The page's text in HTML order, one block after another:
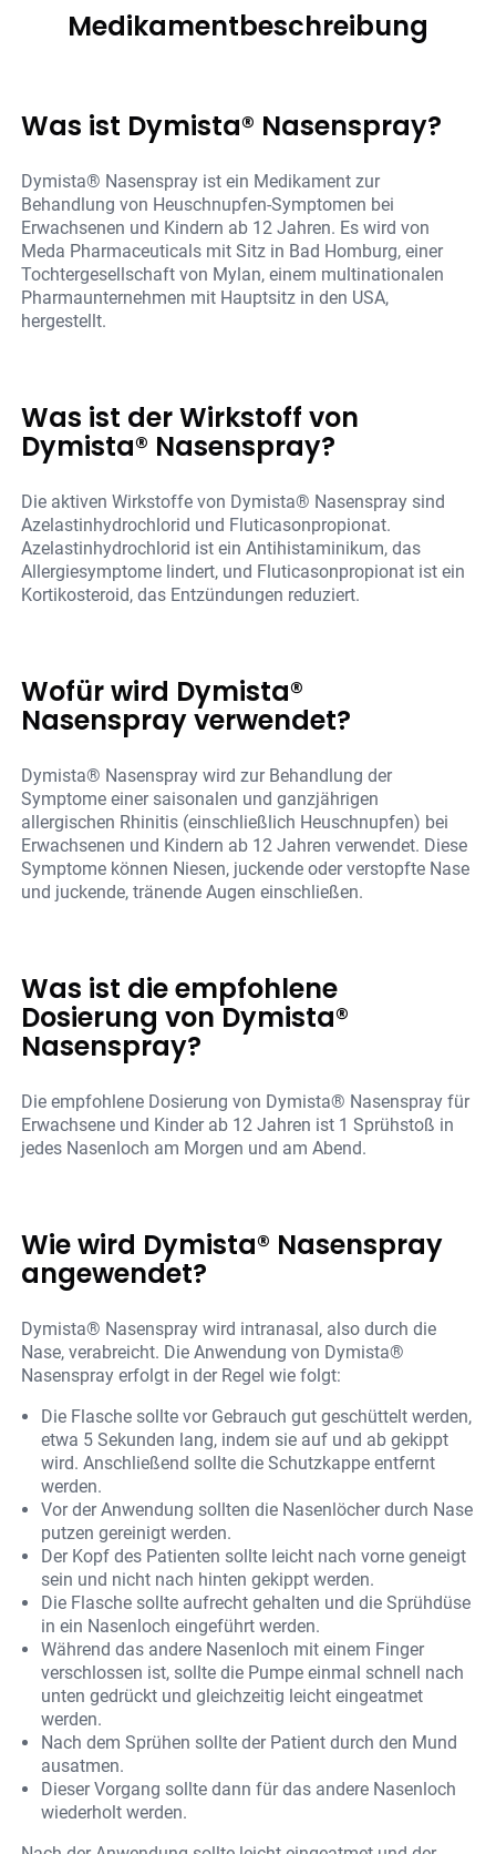
Medikamentbeschreibung
Was ist Dymista® Nasenspray?
Dymista® Nasenspray ist ein Medikament zur
Behandlung von Heuschnupfen-Symptomen bei
Erwachsenen und Kindern ab 12 Jahren. Es wird von
Meda Pharmaceuticals mit Sitz in Bad Homburg, einer
Tochtergesellschaft von Mylan, einem multinationalen
Pharmaunternehmen mit Hauptsitz in den USA,
hergestellt.
Was ist der Wirkstoff von
Dymista® Nasenspray?
Die aktiven Wirkstoffe von Dymista® Nasenspray sind
Azelastinhydrochlorid und Fluticasonpropionat.
Azelastinhydrochlorid ist ein Antihistaminikum, das
Allergiesymptome lindert, und Fluticasonpropionat ist ein
Kortikosteroid, das Entzündungen reduziert.
Wofür wird Dymista®
Nasenspray verwendet?
Dymista® Nasenspray wird zur Behandlung der
Symptome einer saisonalen und ganzjährigen
allergischen Rhinitis (einschließlich Heuschnupfen) bei
Erwachsenen und Kindern ab 12 Jahren verwendet. Diese
Symptome können Niesen, juckende oder verstopfte Nase
und juckende, tränende Augen einschließen.
Was ist die empfohlene
Dosierung von Dymista®
Nasenspray?
Die empfohlene Dosierung von Dymista® Nasenspray für
Erwachsene und Kinder ab 12 Jahren ist 1 Sprühstoß in
jedes Nasenloch am Morgen und am Abend.
Wie wird Dymista® Nasenspray
angewendet?
Dymista® Nasenspray wird intranasal, also durch die
Nase, verabreicht. Die Anwendung von Dymista®
Nasenspray erfolgt in der Regel wie folgt:
Die Flasche sollte vor Gebrauch gut geschüttelt werden,
etwa 5 Sekunden lang, indem sie auf und ab gekippt
wird. Anschließend sollte die Schutzkappe entfernt
werden.
Vor der Anwendung sollten die Nasenlöcher durch Nase
putzen gereinigt werden.
Der Kopf des Patienten sollte leicht nach vorne geneigt
sein und nicht nach hinten gekippt werden.
Die Flasche sollte aufrecht gehalten und die Sprühdüse
in ein Nasenloch eingeführt werden.
Während das andere Nasenloch mit einem Finger
verschlossen ist, sollte die Pumpe einmal schnell nach
unten gedrückt und gleichzeitig leicht eingeatmet
werden.
Nach dem Sprühen sollte der Patient durch den Mund
ausatmen.
Dieser Vorgang sollte dann für das andere Nasenloch
wiederholt werden.